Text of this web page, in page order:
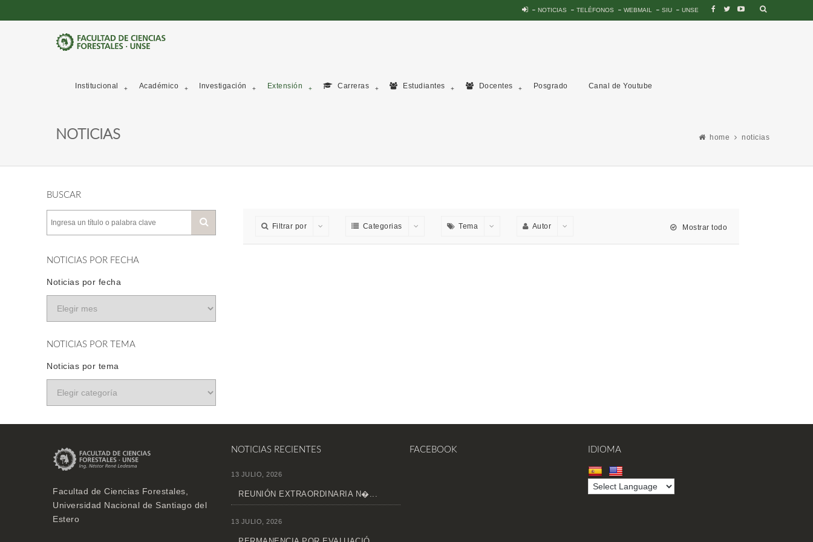
NOTICIAS TELÉFONOS WEBMAIL SIU UNSE
Institucional Académico Investigación Extensión Carreras Estudiantes Docentes Posgrado Canal de Youtube
NOTICIAS home noticias
BUSCAR
NOTICIAS POR FECHA
Noticias por fecha
NOTICIAS POR TEMA
Noticias por tema
Filtrar por Categorias Tema Autor Mostrar todo
Facultad de Ciencias Forestales,
Universidad Nacional de Santiago del
Estero
NOTICIAS RECIENTES
13 JULIO, 2026
REUNIÓN EXTRAORDINARIA N�...
13 JULIO, 2026
FACEBOOK IDIOMA